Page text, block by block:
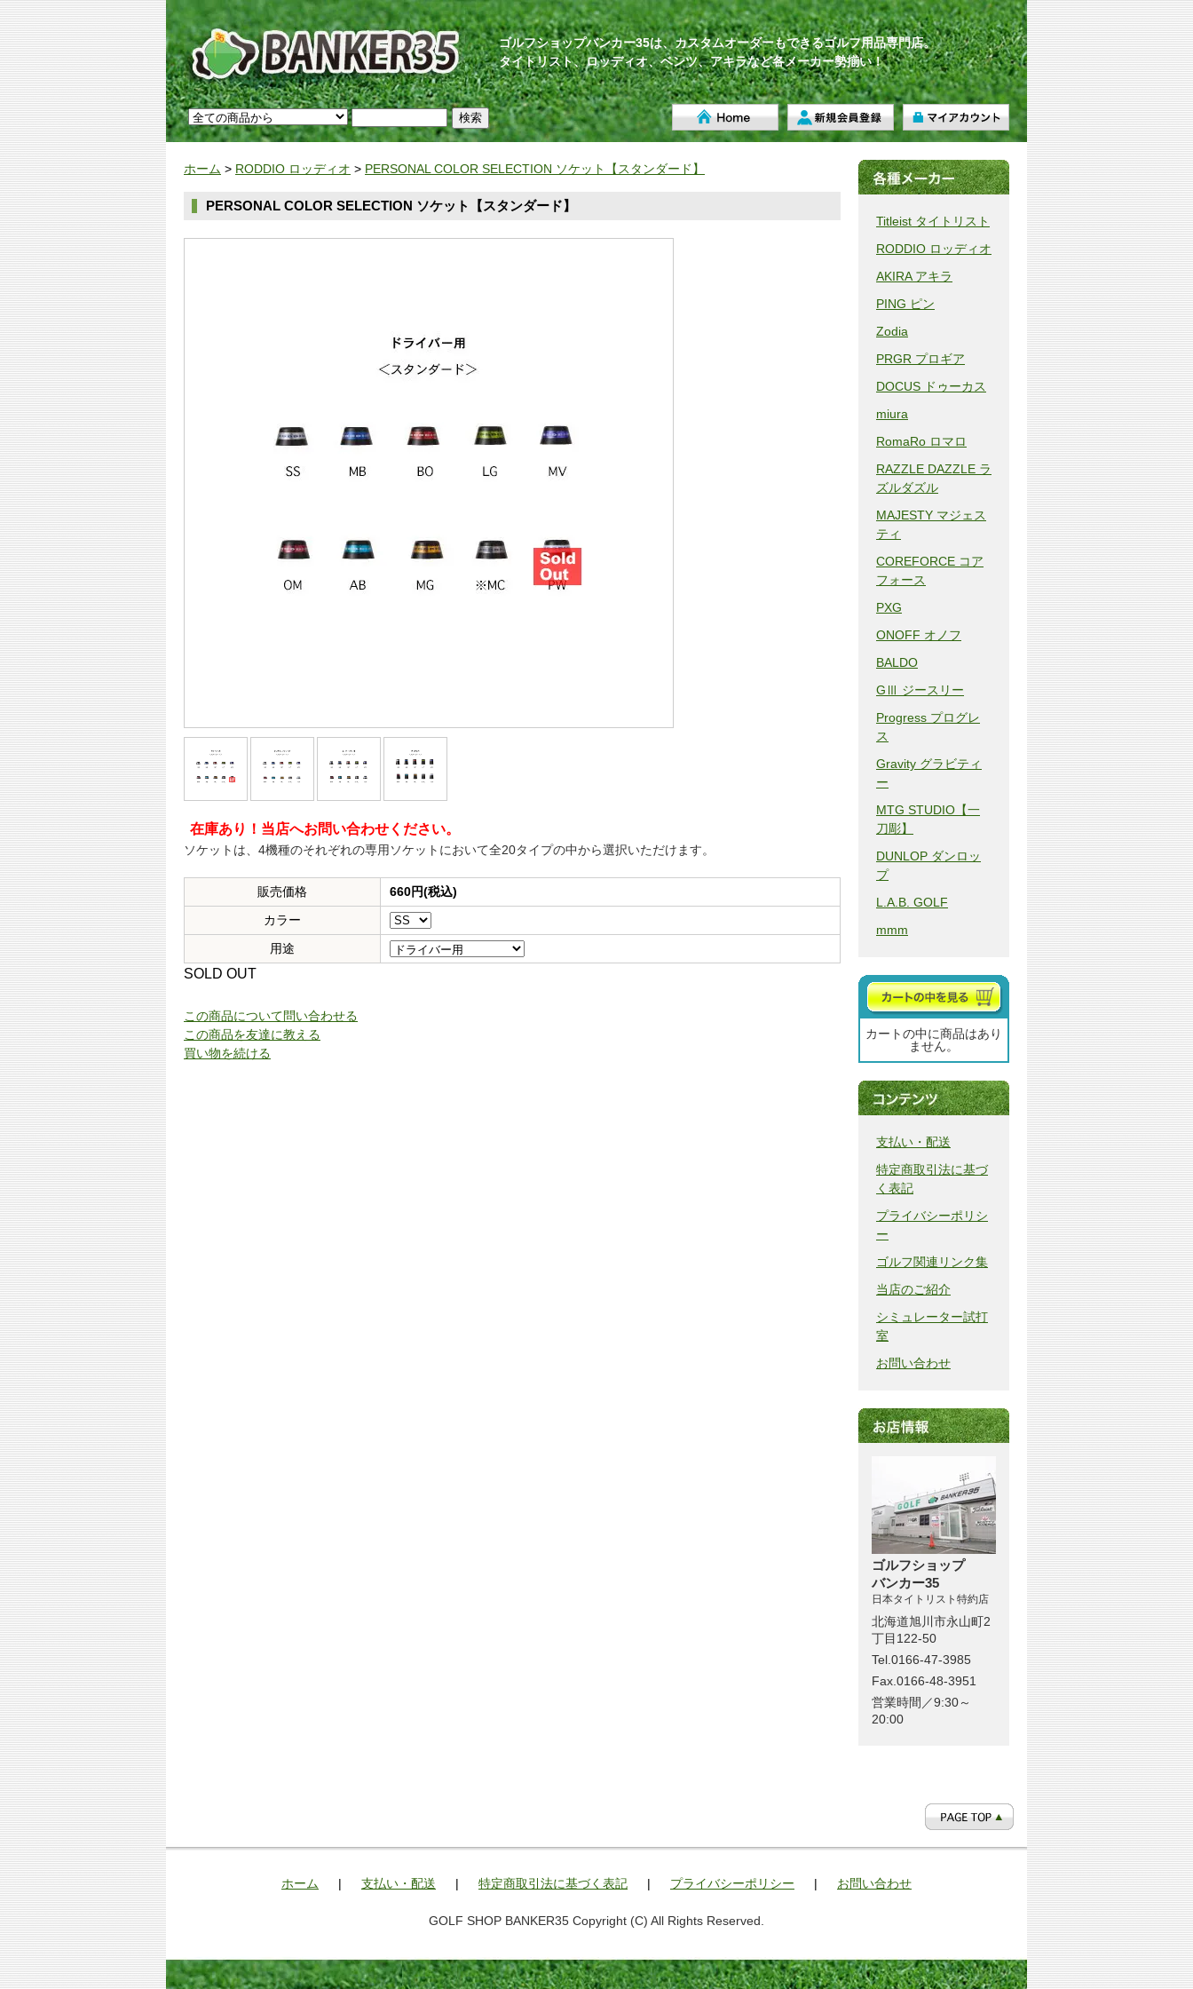
ゴルフショップバンカー35は、カスタムオーダーもできるゴルフ用品専門店。
タイトリスト、ロッディオ、ベンツ、アキラなど各メーカー勢揃い！
ホーム > RODDIO ロッディオ > PERSONAL COLOR SELECTION ソケット【スタンダード】
PERSONAL COLOR SELECTION ソケット【スタンダード】
在庫あり！当店へお問い合わせください。
ソケットは、4機種のそれぞれの専用ソケットにおいて全20タイプの中から選択いただけます。
販売価格
660円(税込)
カラー
用途
SOLD OUT
この商品について問い合わせる
この商品を友達に教える
買い物を続ける
Titleist タイトリスト
RODDIO ロッディオ
AKIRA アキラ
PING ピン
Zodia
PRGR プロギア
DOCUS ドゥーカス
miura
RomaRo ロマロ
RAZZLE DAZZLE ラ
ズルダズル
MAJESTY マジェス
ティ
COREFORCE コア
フォース
PXG
ONOFF オノフ
BALDO
GⅢ ジースリー
Progress プログレ
ス
Gravity グラビティ
ー
MTG STUDIO【一
刀彫】
DUNLOP ダンロッ
プ
L.A.B. GOLF
mmm
カートの中に商品はあり
ません。
支払い・配送
特定商取引法に基づ
く表記
プライバシーポリシ
ー
ゴルフ関連リンク集
当店のご紹介
シミュレーター試打
室
お問い合わせ
ゴルフショップ
バンカー35
日本タイトリスト特約店
北海道旭川市永山町2
丁目122-50
Tel.0166-47-3985
Fax.0166-48-3951
営業時間／9:30～
20:00
ホーム | 支払い・配送 | 特定商取引法に基づく表記 | プライバシーポリシー | お問い合わせ
GOLF SHOP BANKER35 Copyright (C) All Rights Reserved.